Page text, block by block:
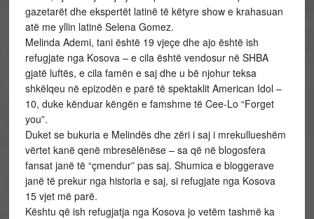
gazetarët dhe ekspertët latinë të këtyre show e krahasuan
atë me yllin latinë Selena Gomez.
Melinda Ademi, tani është 19 vjeçe dhe ajo është ish
refugjate nga Kosova – e cila është vendosur në SHBA
gjatë luftës, e cila famën e saj dhe u bë njohur teksa
shkëlqeu në epizodën e parë të spektaklit American Idol –
10, duke kënduar këngën e famshme të Cee-Lo “Forget
you”.
Duket se bukuria e Melindës dhe zëri i saj i mrekullueshëm
vërtet kanë qenë mbresëlënëse – sa që në blogosfera
fansat janë të “çmendur” pas saj. Shumica e bloggerave
janë të prekur nga historia e saj, si refugjate nga Kosova
15 vjet më parë.
Kështu që ish refugjatja nga Kosova jo vetëm tashmë ka